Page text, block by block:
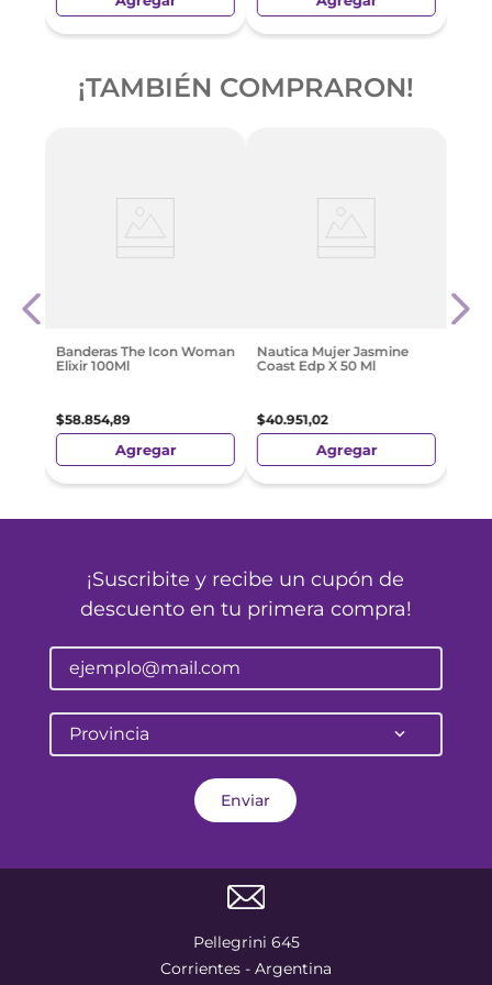
¡TAMBIÉN COMPRARON!
Banderas The Icon Woman
Elixir 100Ml
$58.854,89
Agregar
Nautica Mujer Jasmine
Coast Edp X 50 Ml
$40.951,02
Agregar
¡Suscribite y recibe un cupón de
descuento en tu primera compra!
Provincia
Enviar
Pellegrini 645
Corrientes - Argentina